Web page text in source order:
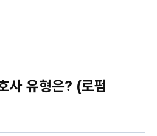
사 유형은? (로펌